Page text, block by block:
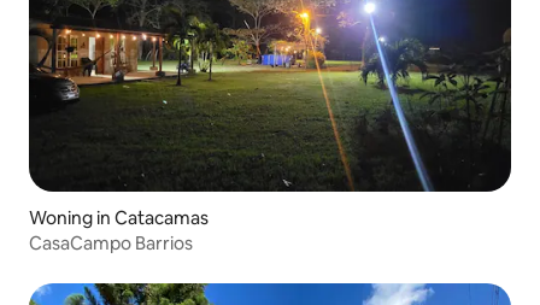
Woning in Catacamas
CasaCampo Barrios